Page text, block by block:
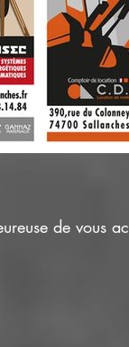
de vous